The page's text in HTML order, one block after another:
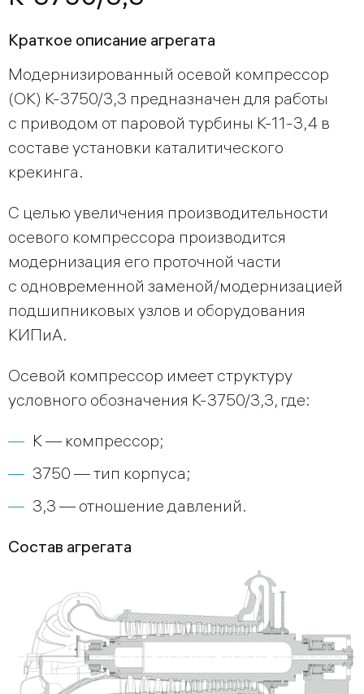
Краткое описание агрегата
Модернизированный осевой компрессор
(ОК) К-3750/3,3 предназначен для работы
с приводом от паровой турбины К-11-3,4 в
составе установки каталитического
крекинга.
С целью увеличения производительности
осевого компрессора производится
модернизация его проточной части
с одновременной заменой/модернизацией
подшипниковых узлов и оборудования
КИПиА.
Осевой компрессор имеет структуру
условного обозначения К-3750/3,3, где:
К — компрессор;
3750 — тип корпуса;
3,3 — отношение давлений.
Cостав агрегата